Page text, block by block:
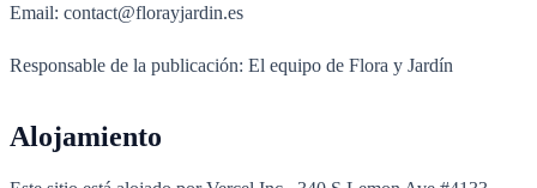
Email: contact@florayjardin.es
Responsable de la publicación: El equipo de Flora y Jardín
Alojamiento